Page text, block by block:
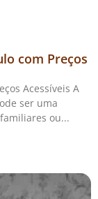
com Preços
Acessíveis A
ser uma
ou